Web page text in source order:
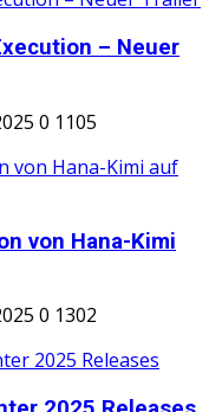
– Neuer
0 1105
von Hana-Kimi
0 1302